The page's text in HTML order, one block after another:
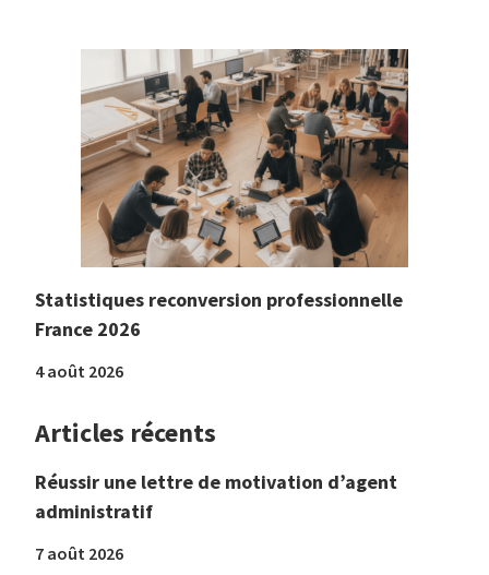
Statistiques reconversion professionnelle
France 2026
4 août 2026
Articles récents
Réussir une lettre de motivation d’agent
administratif
7 août 2026